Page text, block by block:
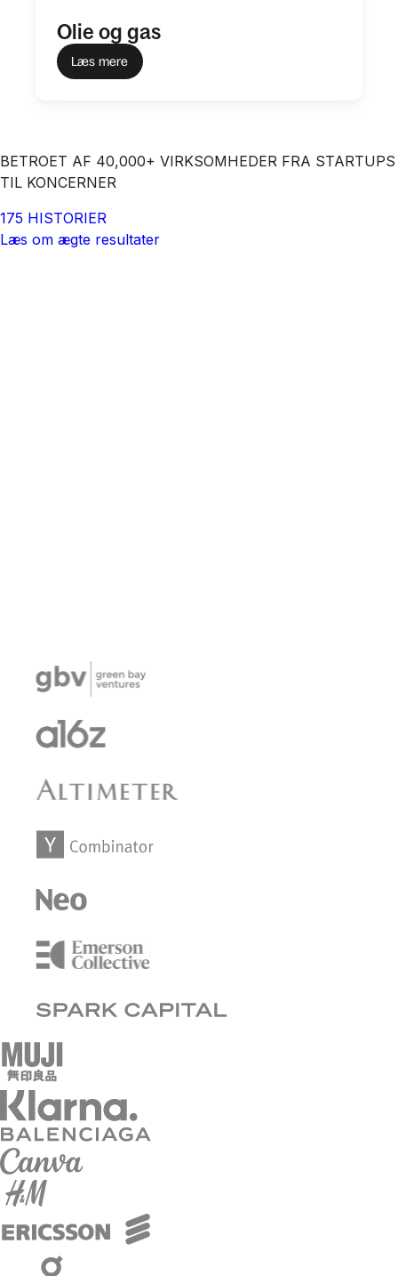
Olie og gas
Læs mere
BETROET AF 40,000+ VIRKSOMHEDER FRA STARTUPS
TIL KONCERNER
175 HISTORIER
Læs om ægte resultater